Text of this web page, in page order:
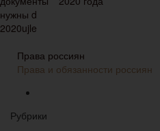
Права россиян
Права и обязанности россиян
Рубрики